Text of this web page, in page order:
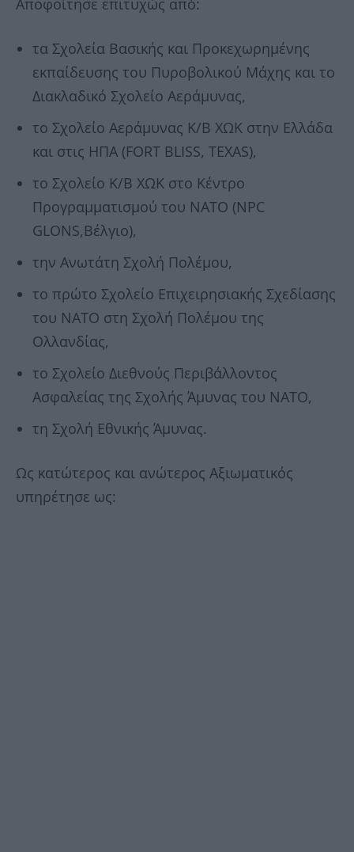
Αποφοίτησε επιτυχώς από:
τα Σχολεία Βασικής και Προκεχωρημένης
εκπαίδευσης του Πυροβολικού Μάχης και το
Διακλαδικό Σχολείο Αεράμυνας,
το Σχολείο Αεράμυνας Κ/Β ΧΩΚ στην Ελλάδα
και στις ΗΠΑ (FORT BLISS, TEXAS),
το Σχολείο Κ/Β ΧΩΚ στο Κέντρο
Προγραμματισμού του ΝΑΤΟ (NPC
GLONS,Βέλγιο),
την Ανωτάτη Σχολή Πολέμου,
το πρώτο Σχολείο Επιχειρησιακής Σχεδίασης
του ΝΑΤΟ στη Σχολή Πολέμου της
Ολλανδίας,
το Σχολείο Διεθνούς Περιβάλλοντος
Ασφαλείας της Σχολής Άμυνας του ΝΑΤΟ,
τη Σχολή Εθνικής Άμυνας.
Ως κατώτερος και ανώτερος Αξιωματικός
υπηρέτησε ως: